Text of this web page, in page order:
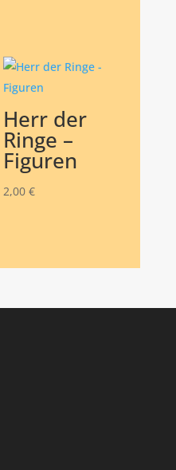
Herr der
Ringe –
Figuren
2,00 €